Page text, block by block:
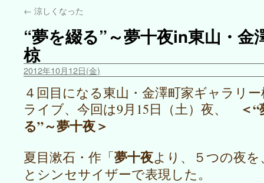
← 涼しくなった
“夢を綴る”～夢十夜in東山・金
椋
2012年10月12日(金)
４回目になる東山・金澤町家ギャラリ
ライブ、今回は9月15日（土）夜、
＜“
る”～夢十夜＞
夏目漱石・作「夢十夜より、５つの夜を
とシンセサイザーで表現した。